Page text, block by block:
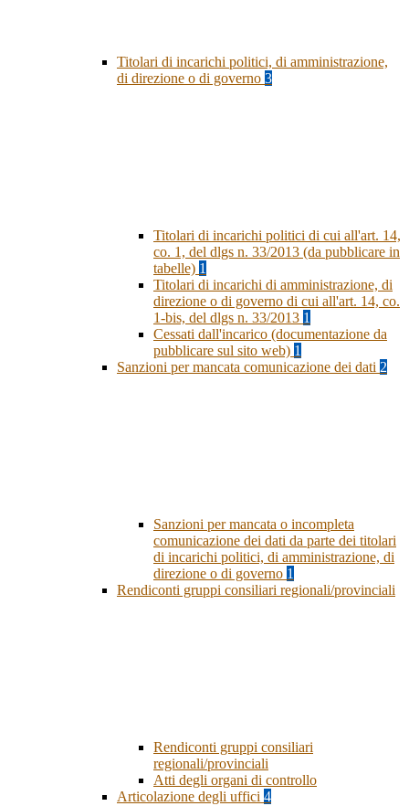
Titolari di incarichi politici, di amministrazione,
di direzione o di governo 3
Titolari di incarichi politici di cui all'art. 14,
co. 1, del dlgs n. 33/2013 (da pubblicare in
tabelle) 1
Titolari di incarichi di amministrazione, di
direzione o di governo di cui all'art. 14, co.
1-bis, del dlgs n. 33/2013 1
Cessati dall'incarico (documentazione da
pubblicare sul sito web) 1
Sanzioni per mancata comunicazione dei dati 2
Sanzioni per mancata o incompleta
comunicazione dei dati da parte dei titolari
di incarichi politici, di amministrazione, di
direzione o di governo 1
Rendiconti gruppi consiliari regionali/provinciali
Rendiconti gruppi consiliari
regionali/provinciali
Atti degli organi di controllo
Articolazione degli uffici 4